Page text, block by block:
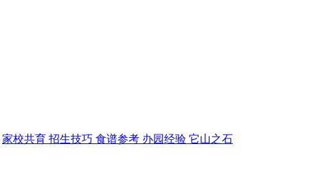
家校共育 招生技巧 食谱参考 办园经验 它山之石